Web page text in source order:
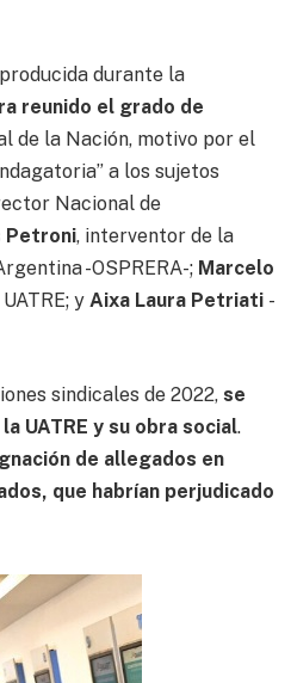
durante la
reunido el grado de
de la Nación, motivo por el
a los sujetos
Nacional de
Petroni, interventor de la
-OSPRERA-; Marcelo
yAixa Laura Petriati -
sindicales de 2022,se
UATRE y su obra social.
de allegados en
que habrían perjudicado